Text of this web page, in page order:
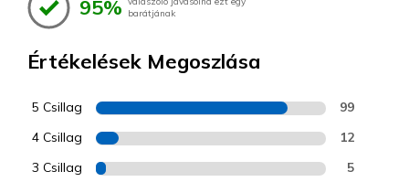
95%
barátjának
Értékelések Megoszlása
5 Csillag 99
4 Csillag 12
3 Csillag 5